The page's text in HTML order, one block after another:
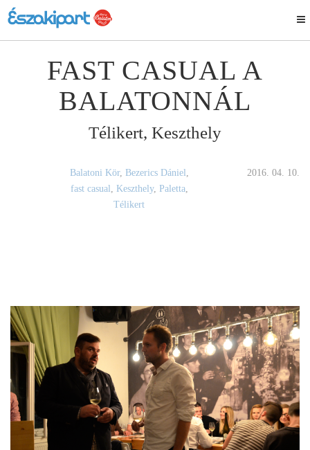
FAST CASUAL A
BALATONNÁL
Télikert, Keszthely
Balatoni Kör, Bezerics Dániel,
fast casual, Keszthely, Paletta,
Télikert
2016. 04. 10.